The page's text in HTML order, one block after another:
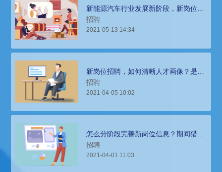
新能源汽车行业发展新阶段，新岗位招
聘难题怎么办？猎头公司来帮忙
招聘
2021-05-13 14:34
新岗位招聘，如何清晰人才画像？是否
需要引进外部猎头公司服务？
招聘
2021-04-05 10:02
怎么分阶段完善新岗位信息？期间猎头
公司有什么作用？
招聘
2021-04-01 11:03